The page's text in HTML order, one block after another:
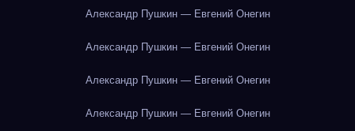
Александр Пушкин — Евгений Онегин
Александр Пушкин — Евгений Онегин
Александр Пушкин — Евгений Онегин
Александр Пушкин — Евгений Онегин